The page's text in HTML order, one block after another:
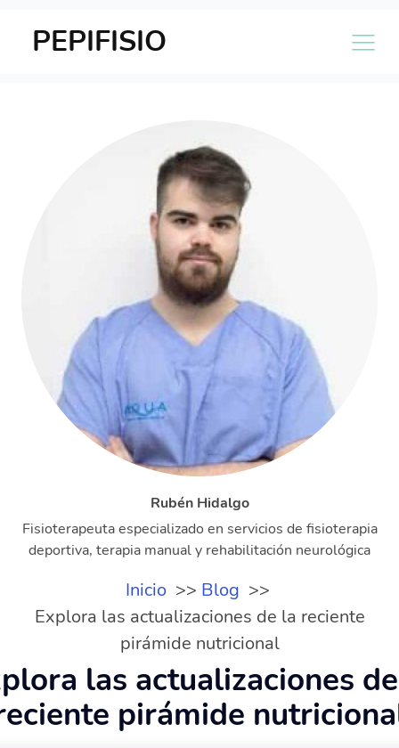
PEPIFISIO
Rubén Hidalgo
Fisioterapeuta especializado en servicios de fisioterapia
deportiva, terapia manual y rehabilitación neurológica
Inicio
Blog
Explora las actualizaciones de la reciente
pirámide nutricional
las actualizaciones
pirámide